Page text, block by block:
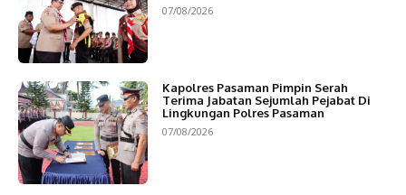
07/08/2026
Kapolres Pasaman Pimpin Serah
Terima Jabatan Sejumlah Pejabat Di
Lingkungan Polres Pasaman
07/08/2026